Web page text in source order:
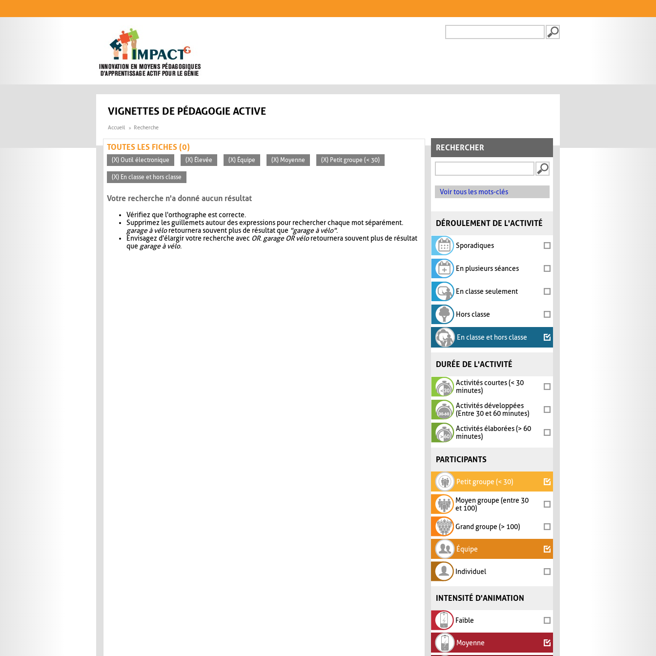
FORMULAIRE DE
VIGNETTES DE PÉDAGOGIE ACTIVE
Accueil Recherche
RECHERCHER
Voir tous les mots-clés
DÉROULEMENT DE L'ACTIVITÉ
Sporadiques
En plusieurs séances
En classe seulement
Hors classe
En classe et hors classe
DURÉE DE L'ACTIVITÉ
Activités courtes (< 30
minutes)
Activités développées
(Entre 30 et 60 minutes)
Activités élaborées (> 60
minutes)
PARTICIPANTS
Petit groupe (< 30)
Moyen groupe (entre 30
et 100)
Grand groupe (> 100)
Équipe
Individuel
INTENSITÉ D'ANIMATION
Faible
Moyenne
TOUTES LES FICHES (0)
(X) Outil électronique (X) Élevée (X) Équipe (X) Moyenne (X) Petit groupe (< 30)
(X) En classe et hors classe
Votre recherche n'a donné aucun résultat
Vérifiez que l'orthographe est correcte.
Supprimez les guillemets autour des expressions pour rechercher chaque mot séparément.
garage à véloretournera souvent plus de résultat que "garage à vélo".
Envisagez d'élargir votre recherche avec OR. garage OR véloretournera souvent plus de résultat
que garage à vélo.